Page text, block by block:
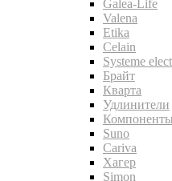
Galea-Life
Valena
Etika
Celain
Systeme
Брайт
Кварта
Удлинители
Suno
Cariva
Хагер
Simon